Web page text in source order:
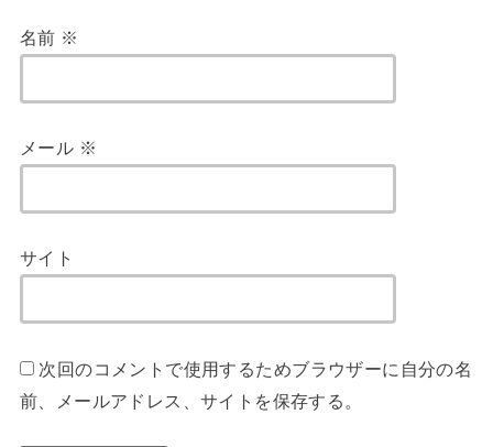
名前 ※
メール ※
サイト
次回のコメントで使用するためブラウザーに自分の名
前、メールアドレス、サイトを保存する。